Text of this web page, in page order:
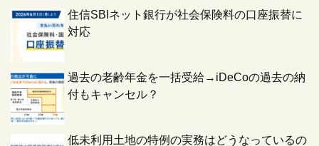
住信SBIネット銀行が社会保険料の口座振替に
対応
過去の老齢年金を一括受給→iDeCoの過去の納
付もキャンセル？
低未利用土地の特例の実務はどうなっているの